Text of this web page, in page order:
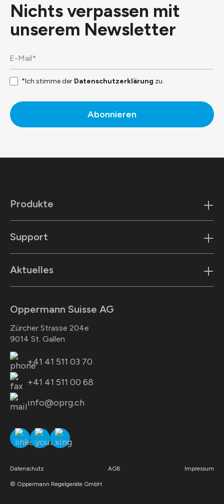
Nichts verpassen mit
unserem Newsletter
*Ich stimme der Datenschutzerklärung zu.
Abonnieren
Oppermann Suisse AG
Zürcher Strasse 204e
9014 St. Gallen
+41 41 511 03 70
+41 41 511 00 68
info@oprg.ch
Produkte
Support
Aktuelles
© Oppermann Regelgeräte GmbH
Datenschutz AGB Impressum